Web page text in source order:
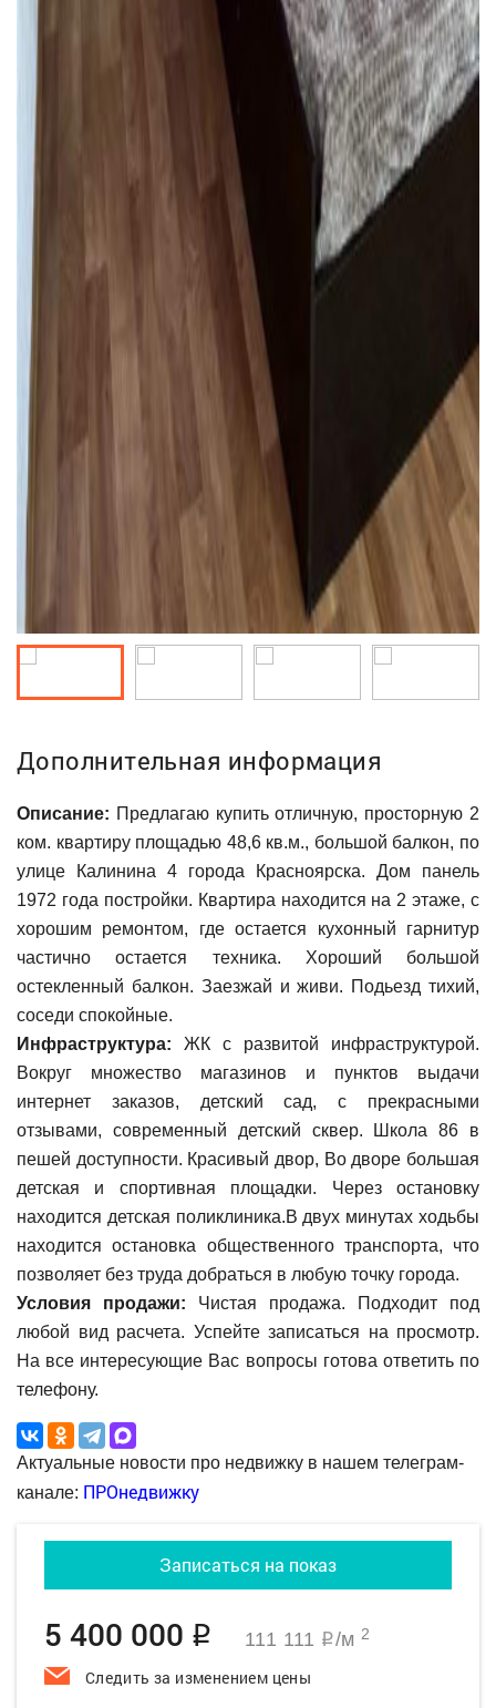
Дополнительная информация
Описание: Предлагаю купить отличную, просторную 2
ком. квартиру площадью 48,6 кв.м., большой балкон, по
улице Калинина 4 города Красноярска. Дом панель
1972 года постройки. Квартира находится на 2 этаже, с
хорошим ремонтом, где остается кухонный гарнитур
частично остается техника. Хороший большой
остекленный балкон. Заезжай и живи. Подьезд тихий,
соседи спокойные.
Инфраструктура: ЖК с развитой инфраструктурой.
Вокруг множество магазинов и пунктов выдачи
интернет заказов, детский сад, с прекрасными
отзывами, современный детский сквер. Школа 86 в
пешей доступности. Красивый двор, Во дворе большая
детская и спортивная площадки. Через остановку
находится детская поликлиника.В двух минутах ходьбы
находится остановка общественного транспорта, что
позволяет без труда добраться в любую точку города.
Условия продажи: Чистая продажа. Подходит под
любой вид расчета. Успейте записаться на просмотр.
На все интересующие Вас вопросы готова ответить по
телефону.
Актуальные новости про недвижку в нашем телеграм-
канале: ПРОнедвижку
Записаться на показ
5 400 000 q 111 111 q/м 2
Следить за изменением цены